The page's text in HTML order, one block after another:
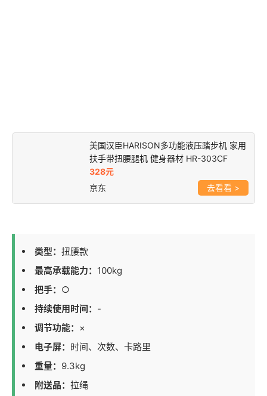
美国汉臣HARISON多功能液压踏步机 家用
扶手带扭腰腿机 健身器材 HR-303CF
328元
京东
>
类型： 扭腰款
最高承载能力： 100kg
把手： ○
持续使用时间： -
调节功能： ×
电子屏： 时间、次数、卡路里
重量： 9.3kg
附送品： 拉绳